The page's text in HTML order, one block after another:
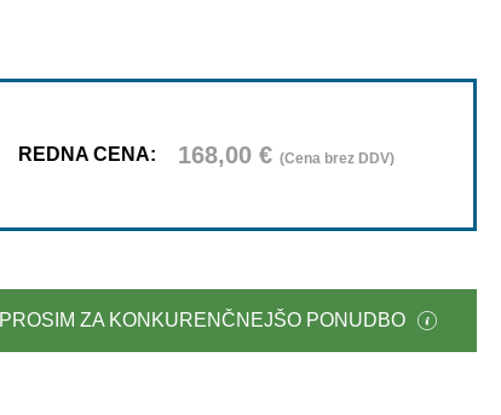
REDNA CENA: 168,00 € (Cena brez DDV)
PROSIM ZA KONKURENČNEJŠO PONUDBO